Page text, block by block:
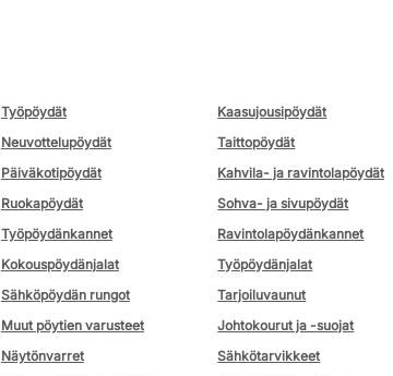
Työpöydät
Kaasujousipöydät
Neuvottelupöydät
Taittopöydät
Päiväkotipöydät
Kahvila- ja ravintolapöydät
Ruokapöydät
Sohva- ja sivupöydät
Työpöydänkannet
Ravintolapöydänkannet
Kokouspöydänjalat
Työpöydänjalat
Sähköpöydän rungot
Tarjoiluvaunut
Muut pöytien varusteet
Johtokourut ja -suojat
Näytönvarret
Sähkötarvikkeet